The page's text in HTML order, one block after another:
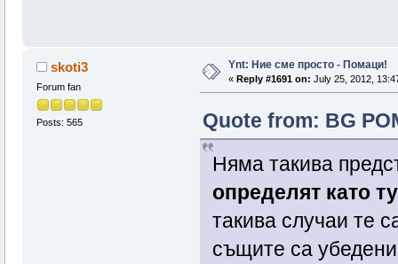
skoti3
Forum fan
Posts: 565
Ynt: Ние сме просто - Помаци!
« Reply #1691 on: July 25, 2012,
Quote from: BG
Няма такива
определят като
такива случаи те
същите са